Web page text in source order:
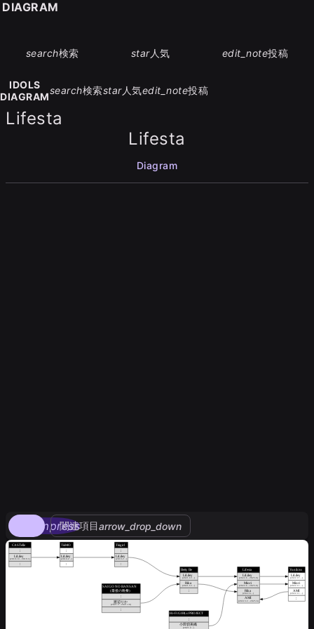
search検索 star人気 edit_note投稿
IDOLS
DIAGRAM
search検索star人気edit_note投稿
Lifesta
Lifesta
Diagram
compress
関連項目arrow_drop_down